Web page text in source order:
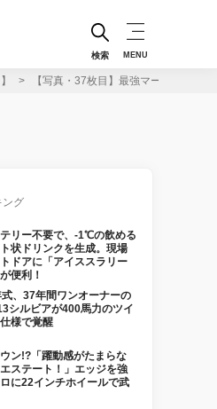
検索 MENU
【写真・37枚目】最強マーチ爆誕！
ング
リー不要で、-1℃の飲める
状ドリンクを生成。現場
ドアに「アイススラリー
便利！
式、37年間ワンオーナーの
シルビアが400馬力のツイ
様で覚醒
ン!?「躍動感がたまらな
ステート！」エッジを強
に22インチホイールで武